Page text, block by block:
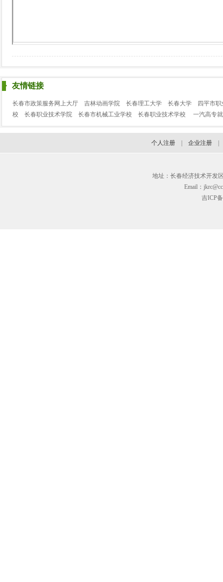
友情链接
长春市政策服务网上大厅 吉林动画学院 长春理工大学 长春大学
四平市
校
长春职业技术学院 长春市机械工业学校 长春职业技术学校 一汽高专
个人注册 企业注册
地址：长春经济技术开发
Email：
吉ICP